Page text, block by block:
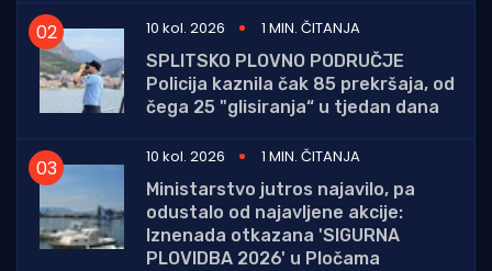
10 kol. 2026
1 MIN. ČITANJA
SPLITSKO PLOVNO PODRUČJE
Policija kaznila čak 85 prekršaja, od
čega 25 "glisiranja“ u tjedan dana
10 kol. 2026
1 MIN. ČITANJA
Ministarstvo jutros najavilo, pa
odustalo od najavljene akcije:
Iznenada otkazana 'SIGURNA
PLOVIDBA 2026' u Pločama